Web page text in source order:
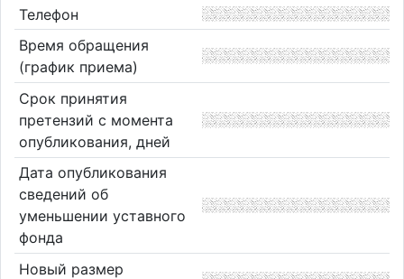
Телефон
Время обращения
(график приема)
Срок принятия
претензий с момента
опубликования, дней
Дата опубликования
сведений об
уменьшении уставного
фонда
Новый размер